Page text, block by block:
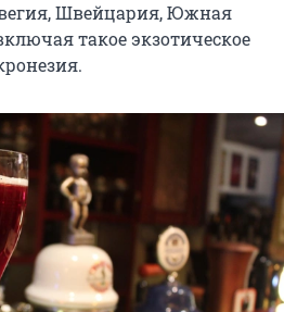
Швейцария, Южная
такое экзотическое